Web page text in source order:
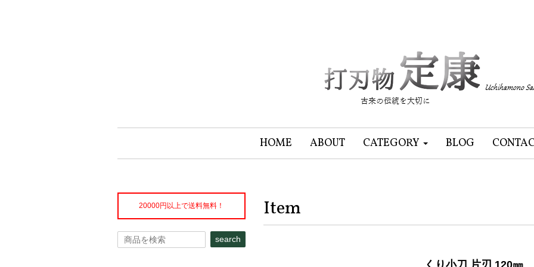
HOME ABOUT CATEGORY BLOG
Item
くり小刀 片刃 120㎜
20000円以上で送料無料！
search